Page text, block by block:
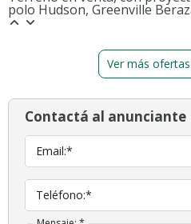
planos Municipales. La venta
parte del propietario de lo
polo Hudson, Greenville
Ver más
Contactá al anunciante
Email:*
Teléfono:*